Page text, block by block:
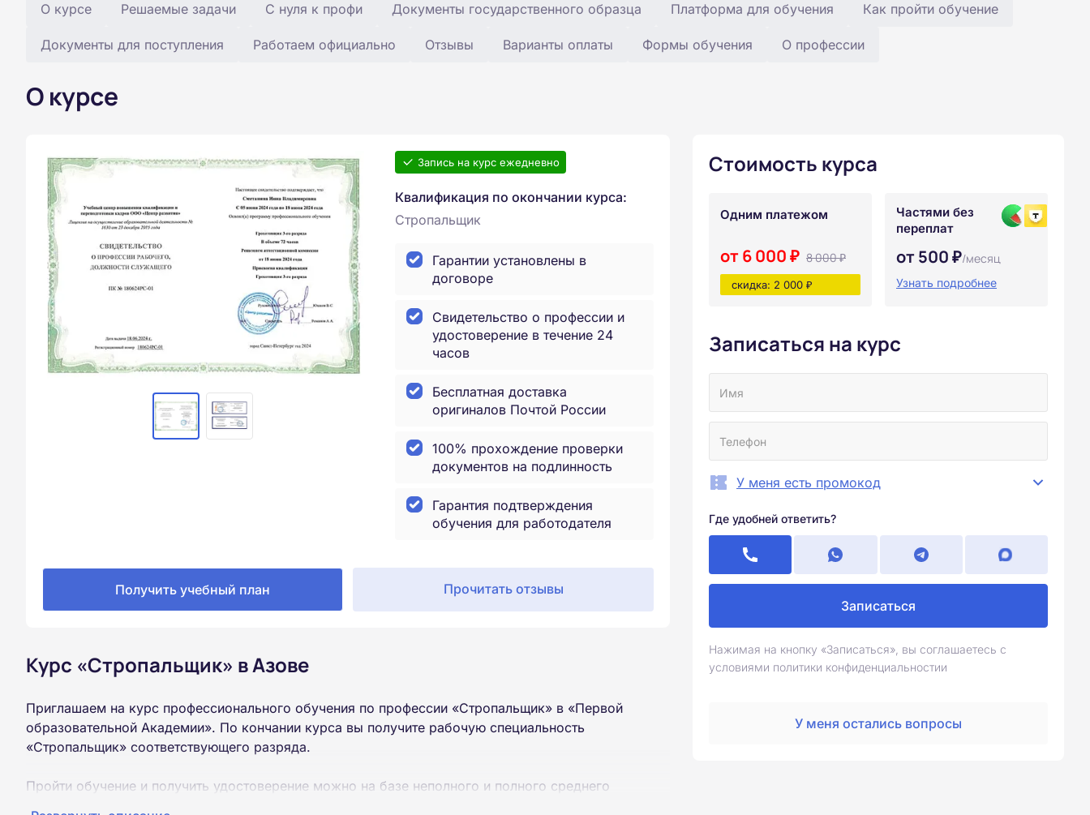
О курсе Решаемые задачи С нуля к профи Документы государственного образца Платформа для обучения Как пройти обучение
Документы для поступления Работаем официально Отзывы Варианты оплаты Формы обучения О профессии
О курсе
Запись на курс ежедневно
Квалификация по окончании курса:
Стропальщик
Гарантии установлены в
договоре
Свидетельство о профессии и
удостоверение в течение 24
часов
Бесплатная доставка
оригиналов Почтой России
100% прохождение проверки
документов на подлинность
Гарантия подтверждения
обучения для работодателя
Получить учебный план Прочитать отзывы
Курс «Стропальщик» в Азове
Приглашаем на курс профессионального обучения по профессии «Стропальщик» в «Первой
образовательной Академии». По кончании курса вы получите рабочую специальность
«Стропальщик» соответствующего разряда.
Пройти обучение и получить удостоверение можно на базе неполного и полного среднего
Стоимость курса
Одним платежом
от 6 000 ₽ 8 000 ₽
скидка: 2 000 ₽
Частями без
переплат
от 500 ₽/месяц
Узнать подробнее
Записаться на курс
У меня есть промокод
Где удобней ответить?
Записаться
Нажимая на кнопку «Записаться», вы соглашаетесь с
условиями политики конфиденциальностии
У меня остались вопросы